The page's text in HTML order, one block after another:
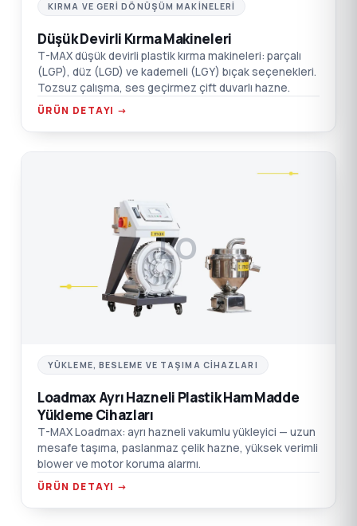
KIRMA VE GERI DÖNÜŞÜM MAKINELERI
Düşük Devirli Kırma Makineleri
T-MAX düşük devirli plastik kırma makineleri: parçalı
(LGP), düz (LGD) ve kademeli (LGY) bıçak seçenekleri.
Tozsuz çalışma, ses geçirmez çift duvarlı hazne.
ÜRÜN DETAYI →
LO
YÜKLEME, BESLEME VE TAŞIMA CIHAZLARI
Loadmax Ayrı Hazneli Plastik Ham Madde
Yükleme Cihazları
T-MAX Loadmax: ayrı hazneli vakumlu yükleyici — uzun
mesafe taşıma, paslanmaz çelik hazne, yüksek verimli
blower ve motor koruma alarmı.
ÜRÜN DETAYI →